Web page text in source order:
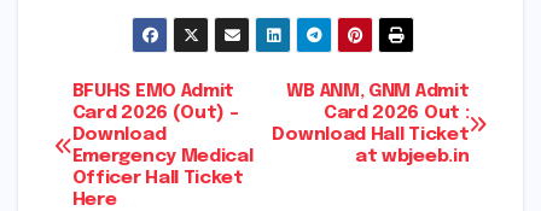
Post
navigation
WB ANM, GNM Admit
Card 2026 Out :
Download Hall Ticket
at wbjeeb.in
BFUHS EMO Admit
Card 2026 (Out) –
Download
Emergency Medical
Officer Hall Ticket
Here